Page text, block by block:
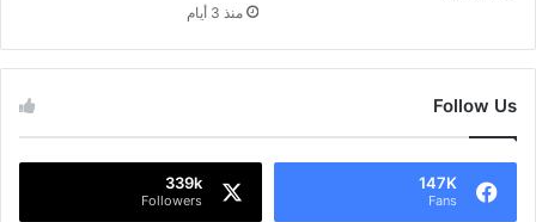
منذ 3 أيام
Follow Us
147K
Fans
339k
Followers